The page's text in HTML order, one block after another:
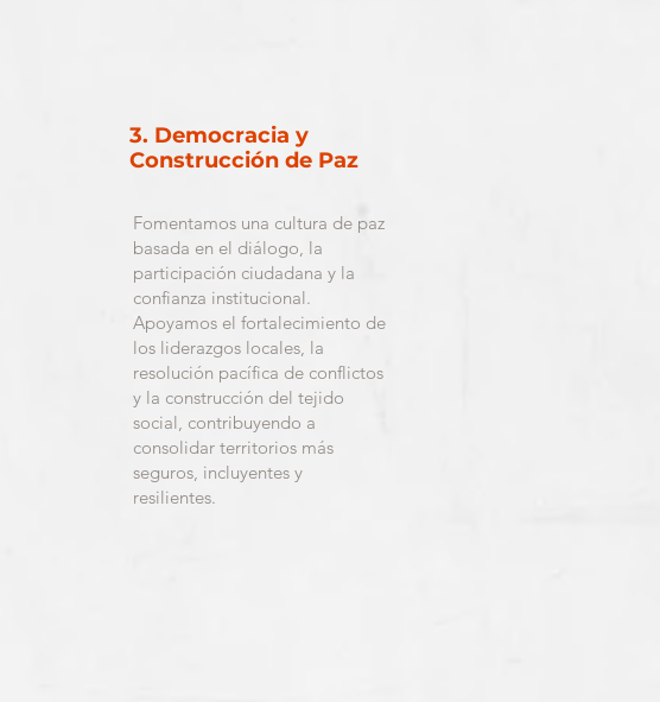
3. Democracia y
Construcción de Paz
Fomentamos una cultura de paz
basada en el diálogo, la
participación ciudadana y la
confianza institucional.
Apoyamos el fortalecimiento de
los liderazgos locales, la
resolución pacífica de conflictos
y la construcción del tejido
social, contribuyendo a
consolidar territorios más
seguros, incluyentes y
resilientes.